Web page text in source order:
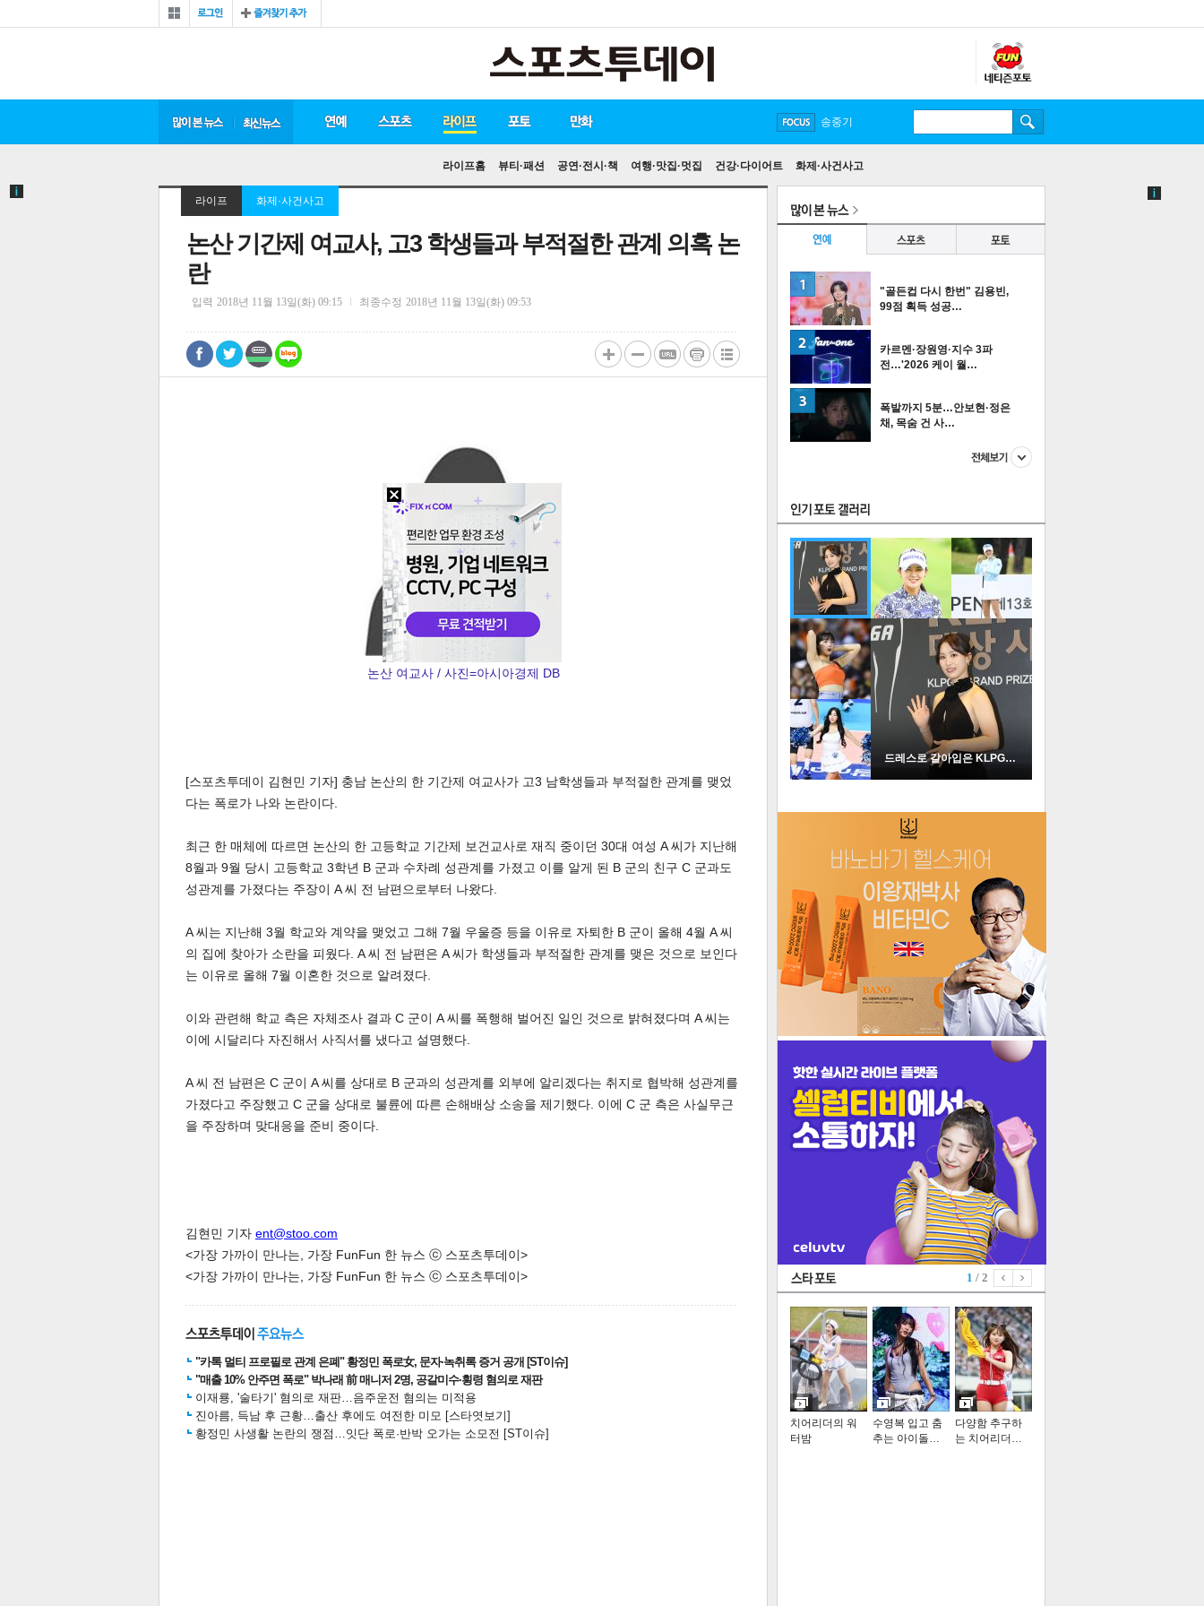
스포츠 라이프
라이프홈 뷰티·패션 공연·전시·책 여행·맛집·멋집 건강·다이어트 화제·사건사고
포토
FOCUS
방탄소년단
손흥민
유아인
송중기
라이프 화제·사건사고
논산 기간제 여교사, 고3 학생들과 부적절한 관계 의혹 논
란
입력 2018년 11월 13일(화) 09:15 최종수정 2018년 11월 13일(화) 09:53
페이 트위 밴드 네이
댓글
0
텍스 텍스 url 복 인쇄 목록
논산 여교사 / 사진=아시아경제 DB
[스포츠투데이 김현민 기자] 충남 논산의 한 기간제 여교사가 고3 남학생들과 부적절한 관계를 맺었
다는 폭로가 나와 논란이다.
최근 한 매체에 따르면 논산의 한 고등학교 기간제 보건교사로 재직 중이던 30대 여성 A 씨가 지난해
8월과 9월 당시 고등학교 3학년 B 군과 수차례 성관계를 가졌고 이를 알게 된 B 군의 친구 C 군과도
성관계를 가졌다는 주장이 A 씨 전 남편으로부터 나왔다.
A 씨는 지난해 3월 학교와 계약을 맺었고 그해 7월 우울증 등을 이유로 자퇴한 B 군이 올해 4월 A 씨
의 집에 찾아가 소란을 피웠다. A 씨 전 남편은 A 씨가 학생들과 부적절한 관계를 맺은 것으로 보인다
는 이유로 올해 7월 이혼한 것으로 알려졌다.
이와 관련해 학교 측은 자체조사 결과 C 군이 A 씨를 폭행해 벌어진 일인 것으로 밝혀졌다며 A 씨는
이에 시달리다 자진해서 사직서를 냈다고 설명했다.
A 씨 전 남편은 C 군이 A 씨를 상대로 B 군과의 성관계를 외부에 알리겠다는 취지로 협박해 성관계를
가졌다고 주장했고 C 군을 상대로 불륜에 따른 손해배상 소송을 제기했다. 이에 C 군 측은 사실무근
을 주장하며 맞대응을 준비 중이다.
김현민 기자 ent@stoo.com
<가장 가까이 만나는, 가장 FunFun 한 뉴스 ⓒ 스포츠투데이>
<가장 가까이 만나는, 가장 FunFun 한 뉴스 ⓒ 스포츠투데이>
"카톡 멀티 프로필로 관계 은폐" 황정민 폭로女, 문자·녹취록 증거 공개 [ST이슈]
"매출 10% 안주면 폭로" 박나래 前 매니저 2명, 공갈미수·횡령 혐의로 재판
이재룡, '술타기' 혐의로 재판…음주운전 혐의는 미적용
진아름, 득남 후 근황…출산 후에도 여전한 미모 [스타엿보기]
황정민 사생활 논란의 쟁점…잇단 폭로·반박 오가는 소모전 [ST이슈]
많이 본 뉴스
연예
스포츠 포토
"골든컵 다시 한번" 김용빈,
99점 획득 성공…
2
카르멘·장원영·지수 3파
전…'2026 케이 월…
폭발까지 5분…안보현·정은
채, 목숨 건 사…
더보기
인기포토
드레스로 갈아입은 KLPGA …
1 / 2
치어리더의 워
터밤
수영복 입고 춤
추는 아이돌…
다양함 추구하
는 치어리더…